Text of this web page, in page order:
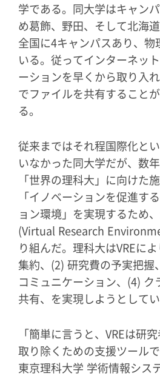
学である。同大学はキャン
め葛飾、野田、そして北海
全国に4キャンパスあり、物
いる。従ってインターネッ
ーションを早くから取り入
でファイルを共有すること
る。
従来まではそれ程国際化と
いなかった同大学だが、数
「世界の理科大」に向けた
「イノベーションを促進す
ョン環境」を実現するため
(Virtual Research
り組んだ。理科大はVREに
集約、(2) 研究費の予実把握
コミュニケーション、(4) ク
共有、を実現しようとしてい
「簡単に言うと、VREは研
取り除くための支援ツール
東京理科大学 学術情報シス